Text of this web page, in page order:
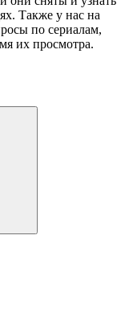
Также у нас на
по сериалам,
их просмотра.